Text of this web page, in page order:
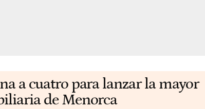
a cuatro para lanzar la mayor
de Menorca